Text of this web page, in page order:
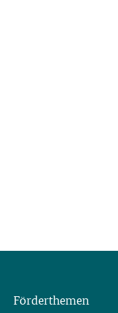
Förderthemen